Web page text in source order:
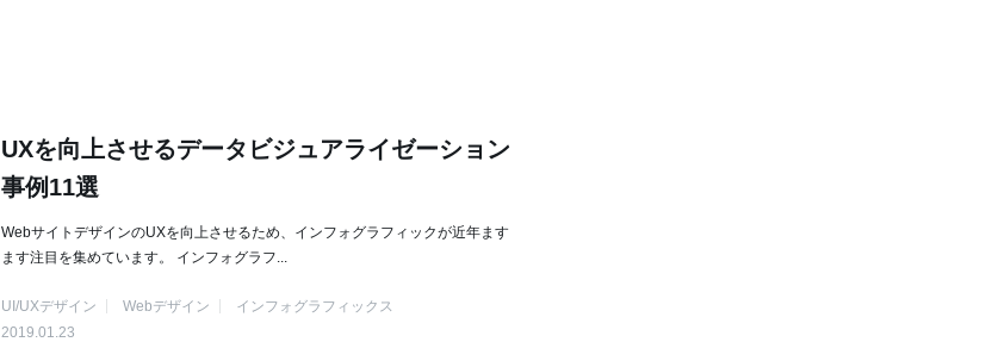
UXを向上させるデータビジュアライゼーション
事例11選
WebサイトデザインのUXを向上させるため、インフォグラフィックが近年ます
ます注目を集めています。 インフォグラフ...
UI/UXデザイン Webデザイン
インフォグラフィックス
2019.01.23